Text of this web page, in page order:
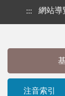
::: 網站導
注音索引